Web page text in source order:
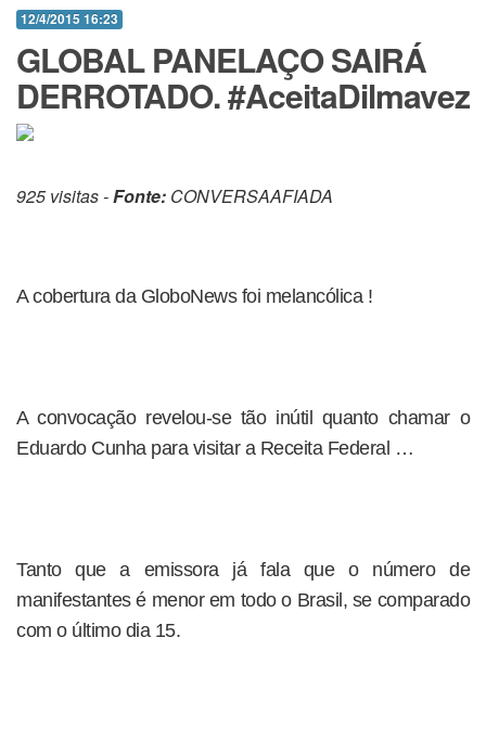
12/4/2015 16:23
GLOBAL PANELAÇO SAIRÁ
DERROTADO. #AceitaDilmavez
925 visitas -Fonte: CONVERSAAFIADA
A cobertura da GloboNews foi melancólica !
A convocação revelou-se tão inútil quanto chamar o
Eduardo Cunha para visitar a Receita Federal …
Tanto que a emissora já fala que o número de
manifestantes é menor em todo o Brasil, se comparado
com o último dia 15.